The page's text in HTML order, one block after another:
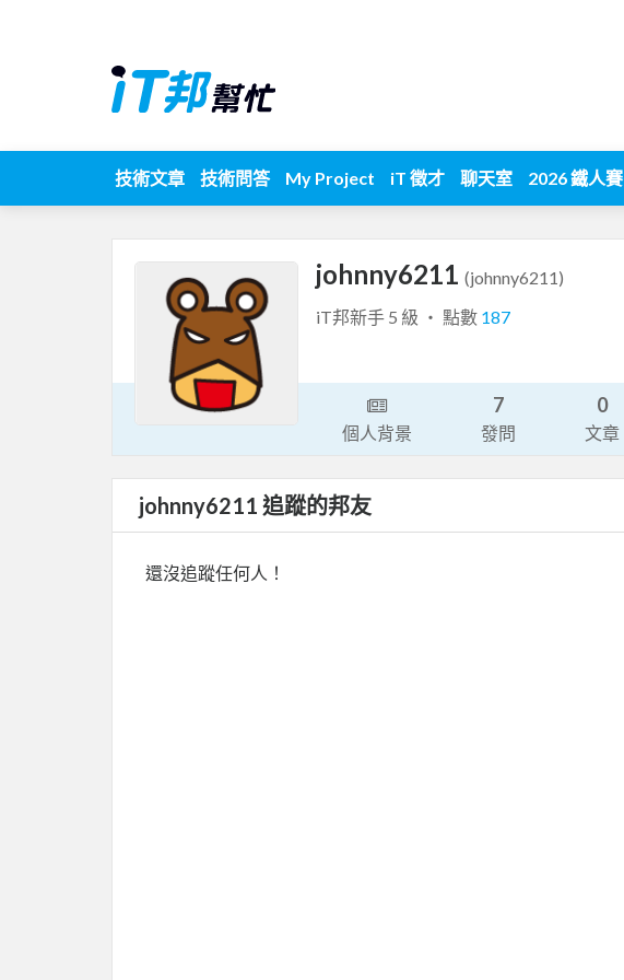
技術文章 技術問答 My Project iT 徵才 聊天室 2026 鐵人賽
johnny6211 (johnny6211)
iT邦新手 5 級 ‧ 點數 187
個人背景
7
發問
0
文章
johnny6211 追蹤的邦友
還沒追蹤任何人！